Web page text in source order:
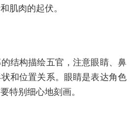
肌肉的起伏。
结构描绘五官，注意眼睛、鼻
和位置关系。眼睛是表达角色
特别细心地刻画。